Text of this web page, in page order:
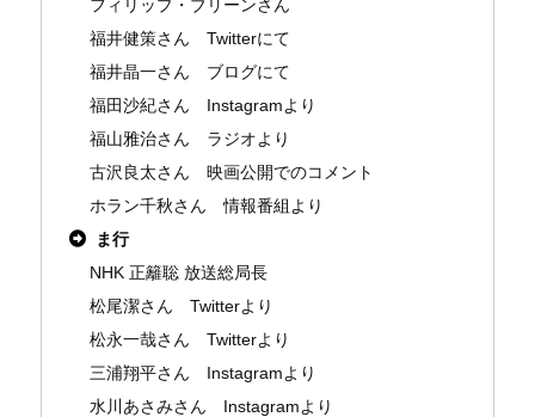
フィリップ・ブリーンさん
福井健策さん Twitterにて
福井晶一さん ブログにて
福田沙紀さん Instagramより
福山雅治さん ラジオより
古沢良太さん 映画公開でのコメント
ホラン千秋さん 情報番組より
ま行
NHK 正籬聡 放送総局長
松尾潔さん Twitterより
松永一哉さん Twitterより
三浦翔平さん Instagramより
水川あさみさん Instagramより